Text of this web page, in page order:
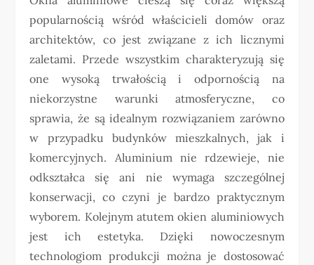
popularnością wśród właścicieli domów oraz
architektów, co jest związane z ich licznymi
zaletami. Przede wszystkim charakteryzują się
one wysoką trwałością i odpornością na
niekorzystne warunki atmosferyczne, co
sprawia, że są idealnym rozwiązaniem zarówno
w przypadku budynków mieszkalnych, jak i
komercyjnych. Aluminium nie rdzewieje, nie
odkształca się ani nie wymaga szczególnej
konserwacji, co czyni je bardzo praktycznym
wyborem. Kolejnym atutem okien aluminiowych
jest ich estetyka. Dzięki nowoczesnym
technologiom produkcji można je dostosować